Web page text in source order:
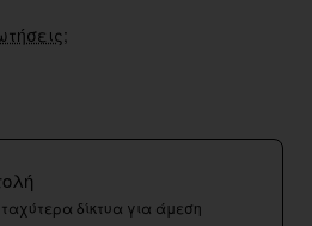
δίκτυα για άμεση